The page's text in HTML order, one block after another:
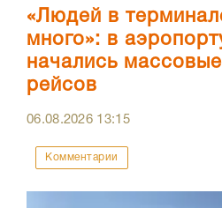
«Людей в
много»: в
начались
рейсов
06.08.2026 13:15
Комментарии